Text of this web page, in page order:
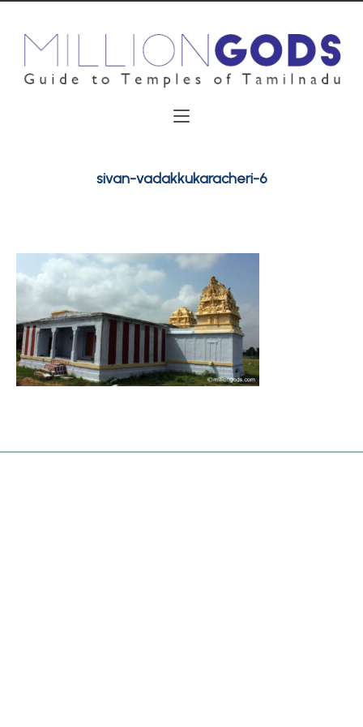
sivan-vadakkukaracheri-6